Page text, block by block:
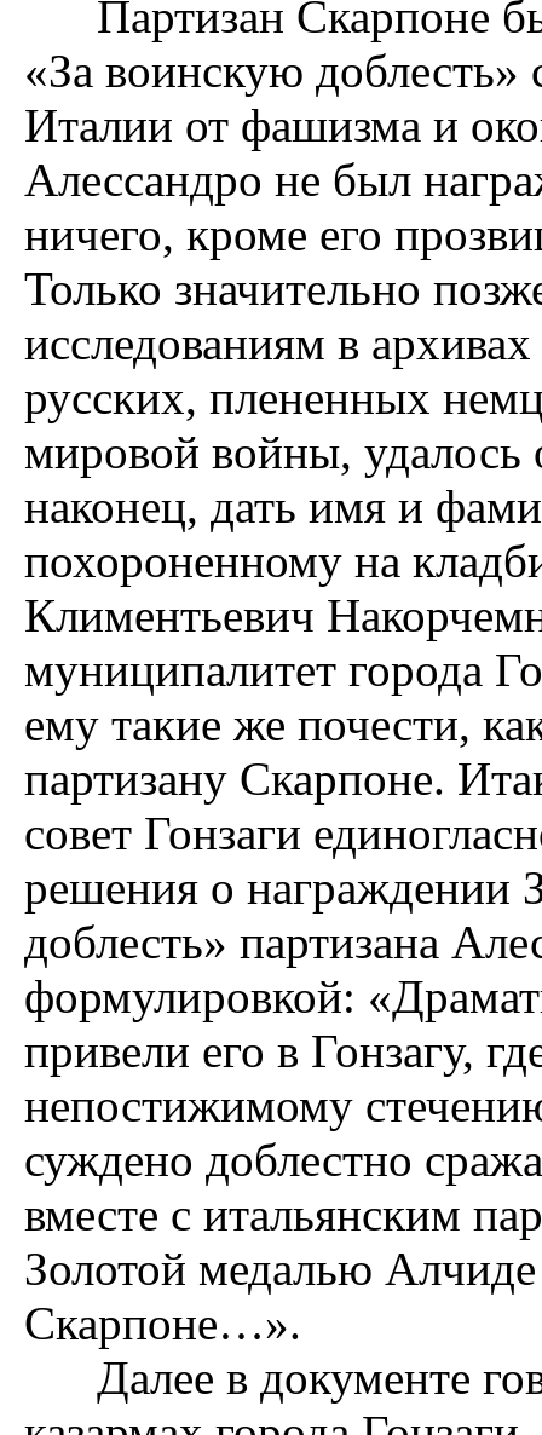
Партизан Скарпоне
«За воинскую доблесть»
Италии от фашизма и
Алессандро не был
ничего, кроме его
Только значительно
исследованиям в
русских, плененных
мировой войны, удалось
наконец, дать имя и
похороненному на
Климентьевич
муниципалитет города
ему такие же почести,
партизану Скарпоне.
совет Гонзаги
решения о награждении
доблесть» партизана
формулировкой:
привели его в Гонзагу,
непостижимому
суждено доблестно
вместе с итальянским
Золотой медалью
Скарпоне…».
Далее в документе